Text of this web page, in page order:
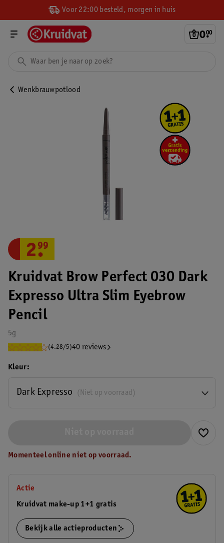
Voor 22:00 besteld, morgen in huis
0.
00
Wenkbrauwpotlood
Kruidvat Brow Perfect 030 Dark
Expresso Ultra Slim Eyebrow
Pencil
5g
(4.28/5)40 reviews
2.
99
Kleur
(Niet op voorraad)
Dark Expresso
Momenteel online niet op voorraad.
Actie
Kruidvat make-up 1+1 gratis
Bekijk alle actieproducten